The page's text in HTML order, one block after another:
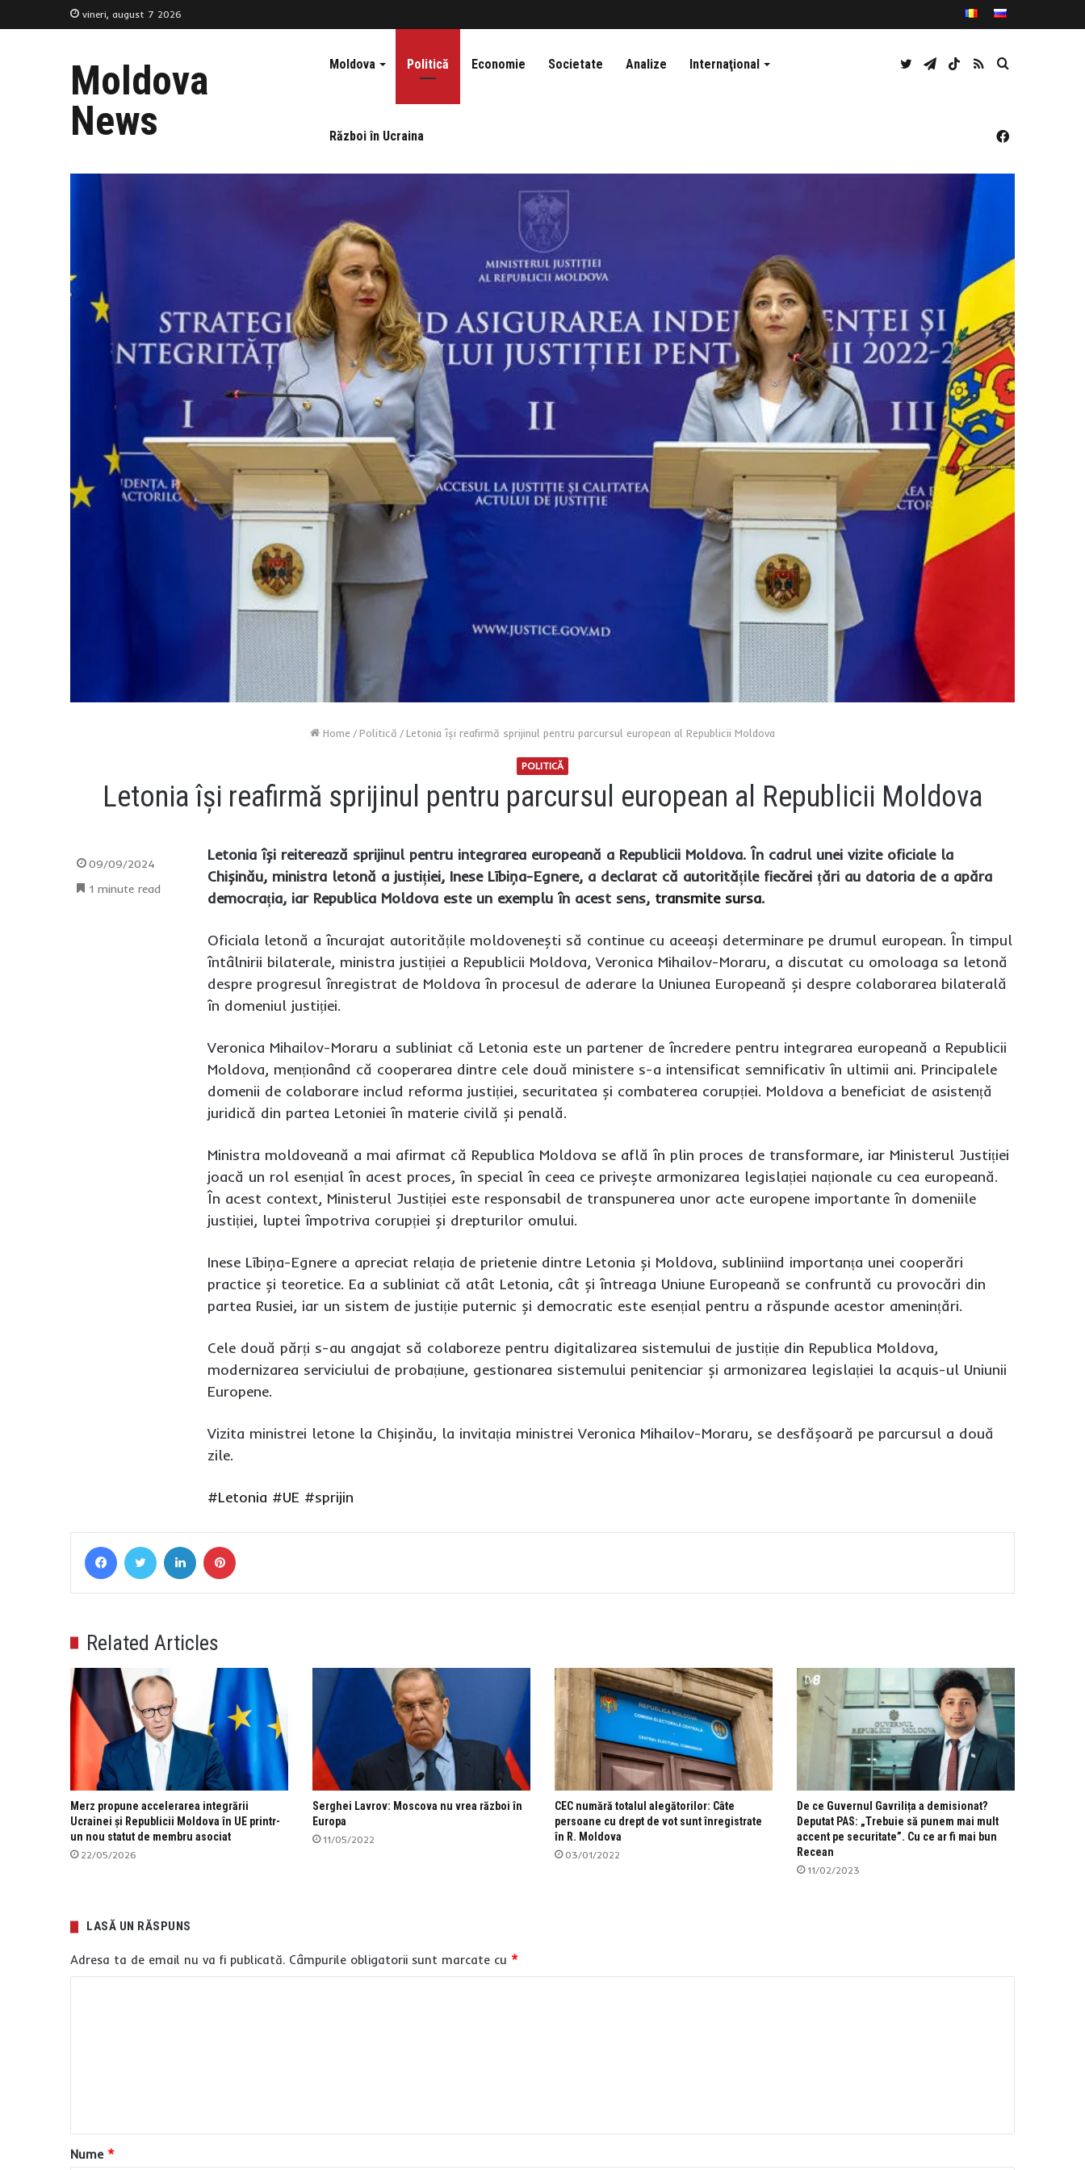
vineri, august 7 2026
Moldova
News
Moldova Politică Economie Societate Analize Internaţional
Război în Ucraina
Caută
RSS
TikTok
Telegram
Twitter
Facebook
Home /Politică /Letonia își reafirmă sprijinul pentru parcursul european al Republicii Moldova
POLITICĂ
Letonia își reafirmă sprijinul pentru parcursul european al Republicii Moldova
Letonia își reiterează sprijinul pentru integrarea europeană a Republicii Moldova. În cadrul unei vizite oficiale la
Chișinău, ministra letonă a justiției, Inese Lībiņa-Egnere, a declarat că autoritățile fiecărei țări au datoria de a apăra
democrația, iar Republica Moldova este un exemplu în acest sens, transmite sursa.
Oficiala letonă a încurajat autoritățile moldovenești să continue cu aceeași determinare pe drumul european. În timpul
întâlnirii bilaterale, ministra justiției a Republicii Moldova, Veronica Mihailov-Moraru, a discutat cu omoloaga sa letonă
despre progresul înregistrat de Moldova în procesul de aderare la Uniunea Europeană și despre colaborarea bilaterală
în domeniul justiției.
Veronica Mihailov-Moraru a subliniat că Letonia este un partener de încredere pentru integrarea europeană a Republicii
Moldova, menționând că cooperarea dintre cele două ministere s-a intensificat semnificativ în ultimii ani. Principalele
domenii de colaborare includ reforma justiției, securitatea și combaterea corupției. Moldova a beneficiat de asistență
juridică din partea Letoniei în materie civilă și penală.
Ministra moldoveană a mai afirmat că Republica Moldova se află în plin proces de transformare, iar Ministerul Justiției
joacă un rol esențial în acest proces, în special în ceea ce privește armonizarea legislației naționale cu cea europeană.
În acest context, Ministerul Justiției este responsabil de transpunerea unor acte europene importante în domeniile
justiției, luptei împotriva corupției și drepturilor omului.
Inese Lībiņa-Egnere a apreciat relația de prietenie dintre Letonia și Moldova, subliniind importanța unei cooperări
practice și teoretice. Ea a subliniat că atât Letonia, cât și întreaga Uniune Europeană se confruntă cu provocări din
partea Rusiei, iar un sistem de justiție puternic și democratic este esențial pentru a răspunde acestor amenințări.
Cele două părți s-au angajat să colaboreze pentru digitalizarea sistemului de justiție din Republica Moldova,
modernizarea serviciului de probațiune, gestionarea sistemului penitenciar și armonizarea legislației la acquis-ul Uniunii
Europene.
Vizita ministrei letone la Chișinău, la invitația ministrei Veronica Mihailov-Moraru, se desfășoară pe parcursul a două
zile.
#Letonia #UE #sprijin
09/09/2024
1 minute read
FacebookTwitter LinkedIn
Related Articles
Merz propune accelerarea integrării
Ucrainei și Republicii Moldova în UE printr-
un nou statut de membru asociat
22/05/2026
Serghei Lavrov: Moscova nu vrea război în
Europa
11/05/2022
CEC numără totalul alegătorilor: Câte
persoane cu drept de vot sunt înregistrate
în R. Moldova
03/01/2022
De ce Guvernul Gavrilița a demisionat?
Deputat PAS: „Trebuie să punem mai mult
accent pe securitate”. Cu ce ar fi mai bun
Recean
11/02/2023
LASĂ UN RĂSPUNS
Adresa ta de email nu va fi publicată. Câmpurile obligatorii sunt marcate cu *
a
r
Nume *